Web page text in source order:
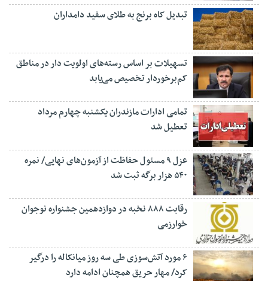
تبدیل کاه برنج به طلای سفید دامداران
تسهیلات بر اساس رسته‌های اولویت دار در مناطق
کم‌برخوردار تخصیص می‌یابد
تمامی ادارات مازندران یکشنبه چهارم مرداد
تعطیل شد
عزل ۹ مسئول حفاظت از آزمون‌های نهایی/ نمره
۵۴۰ هزار برگه ثبت شد
رقابت ۸۸۸ نخبه در دوازدهمین جشنواره نوجوان
خوارزمی
۶ مورد آتش‌سوزی طی سه روز میانکاله را درگیر
کرد/ مهار حریق همچنان ادامه دارد